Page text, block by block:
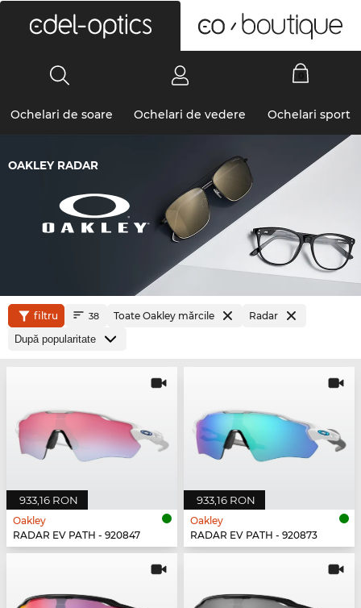
Ochelari de soare Ochelari de vedere Ochelari sport
OAKLEY RADAR
filtru 38 Toate Oakley mărcile Radar
933,16 RON
Oakley
RADAR EV PATH - 920847
933,16 RON
Oakley
RADAR EV PATH - 920873